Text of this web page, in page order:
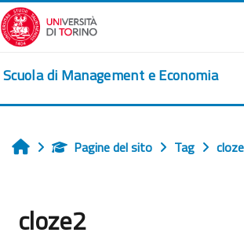
Vai al contenuto principale
Scuola di Management e Economia
HomePagine del sito Tag
cloze2